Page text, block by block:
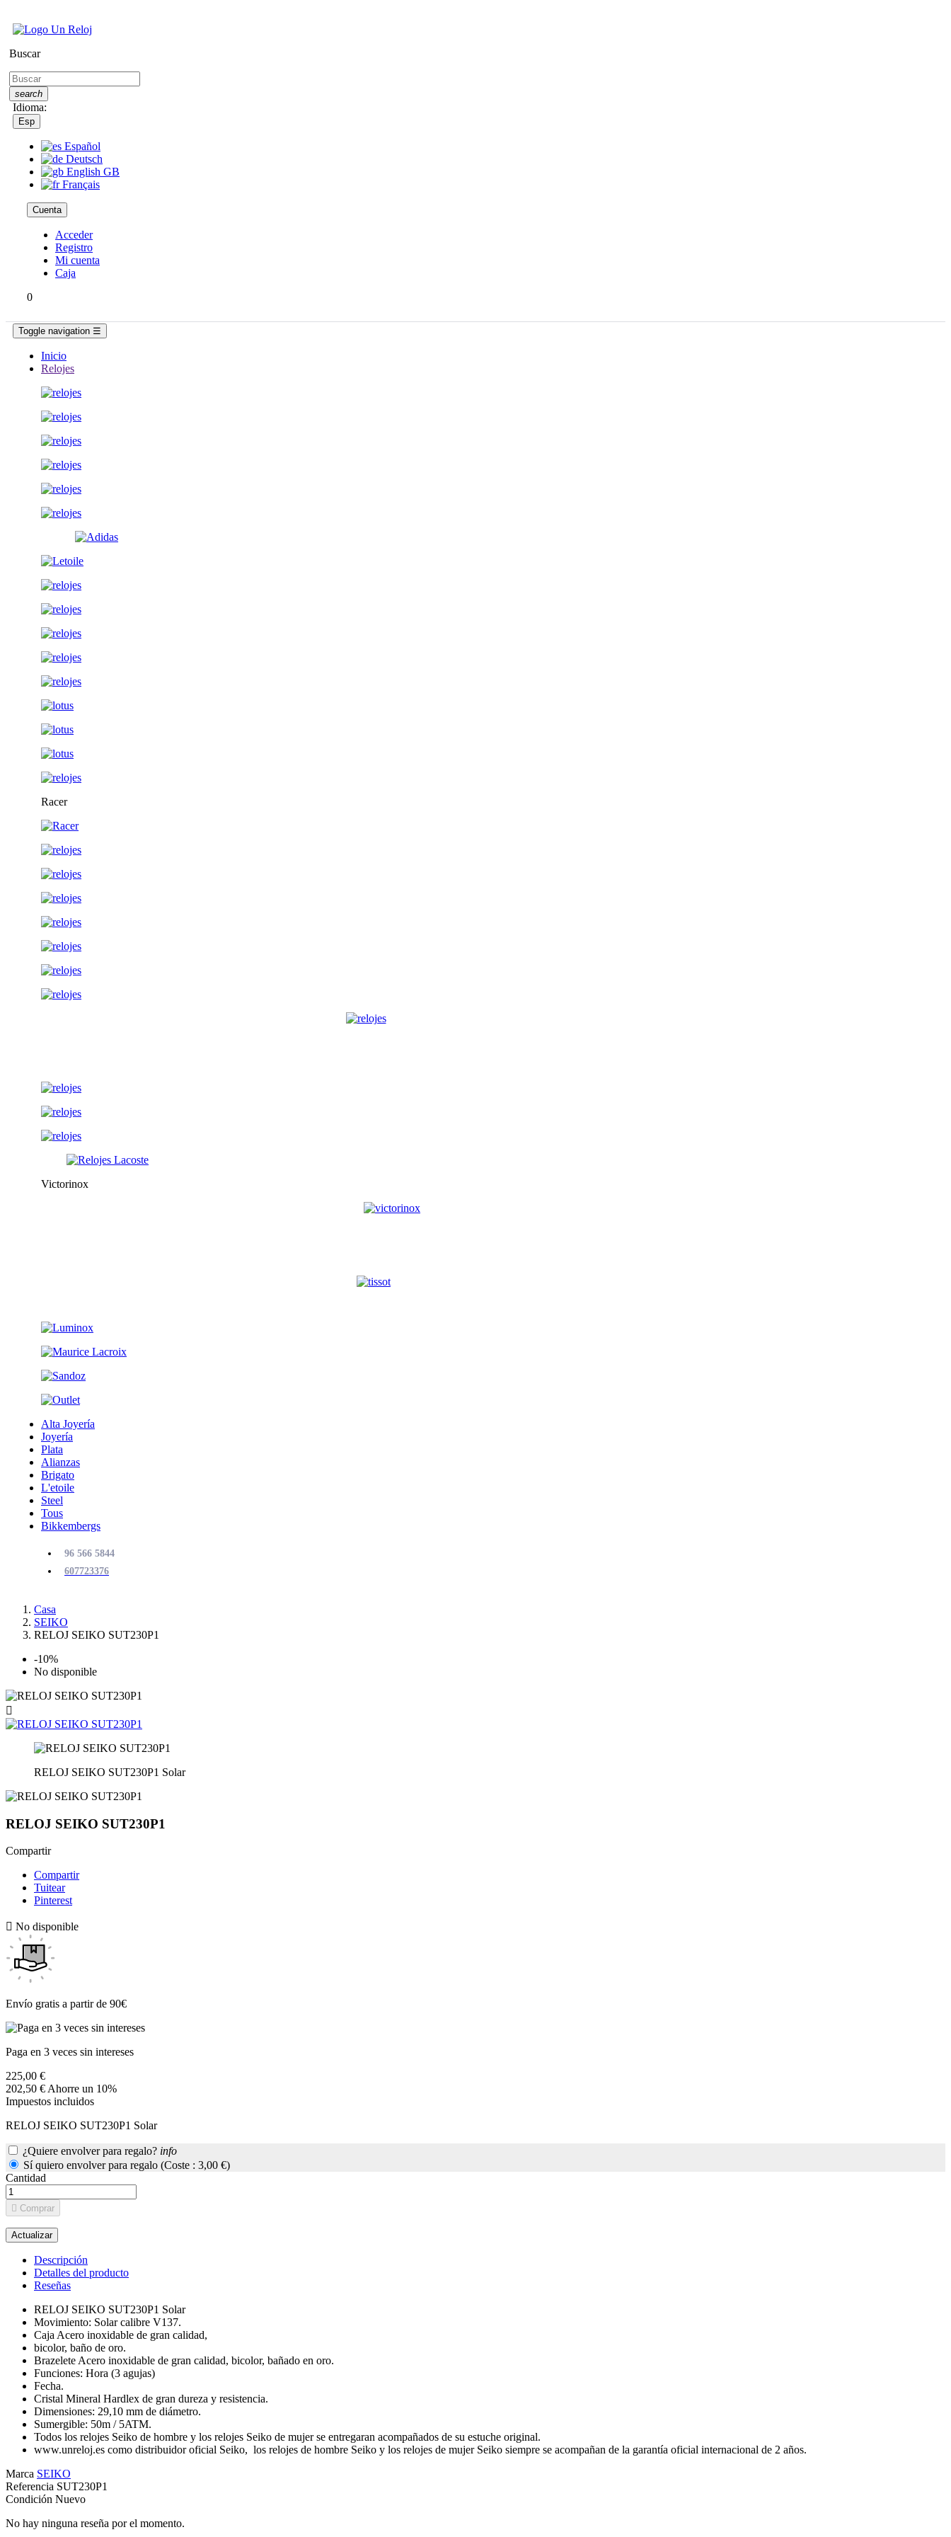
Buscar
search
Idioma:
Esp
Español
Deutsch
English GB
Français
Cuenta
Acceder
Registro
Mi cuenta
Caja
0
Toggle navigation ☰
Inicio
Relojes
Racer
Victorinox
Alta Joyería
Joyería
Plata
Alianzas
Brigato
L'etoile
Steel
Tous
Bikkembergs
96 566 5844
607723376
Casa
SEIKO
RELOJ SEIKO SUT230P1
-10%
No disponible

RELOJ SEIKO SUT230P1 Solar
RELOJ SEIKO SUT230P1
Compartir
Compartir
Tuitear
Pinterest
 No disponible
Envío gratis a partir de 90€
Paga en 3 veces sin intereses
225,00 €
202,50 €Ahorre un 10%
Impuestos incluidos
RELOJ SEIKO SUT230P1 Solar
¿Quiere envolver para regalo? info
Sí quiero envolver para regalo (Coste : 3,00 €)
Cantidad
 Comprar
Descripción
Detalles del producto
Reseñas
RELOJ SEIKO SUT230P1 Solar
Movimiento: Solar calibre V137.
Caja Acero inoxidable de gran calidad,
bicolor, baño de oro.
Brazelete Acero inoxidable de gran calidad, bicolor, bañado en oro.
Funciones: Hora (3 agujas)
Fecha.
Cristal Mineral Hardlex de gran dureza y resistencia.
Dimensiones: 29,10 mm de diámetro.
Sumergible: 50m / 5ATM.
Todos los relojes Seiko de hombre y los relojes Seiko de mujer se entregaran acompañados de su estuche original.
www.unreloj.es como distribuidor oficial Seiko, los relojes de hombre Seiko y los relojes de mujer Seiko siempre se acompañan de la garantía oficial internacional de 2 años.
Marca SEIKO
Referencia SUT230P1
Condición Nuevo
No hay ninguna reseña por el momento.